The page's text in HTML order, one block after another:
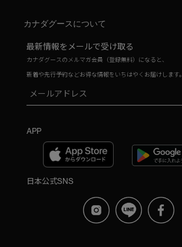
カナダグースについて
最新情報をメールで受け取る
カナダグースのメルマガ会員（登録無料）になると、
新着や先行予約などお得な情報をいちはやくお届けします。
APP
日本公式SNS